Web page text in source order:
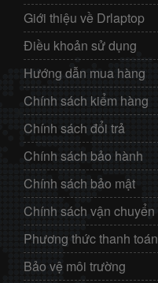
Giới thiệu về Drlaptop
Điều khoản sử dụng
Hướng dẫn mua hàng
Chính sách kiểm hàng
Chính sách đổi trả
Chính sách bảo hành
Chính sách bảo mật
Chính sách vận chuyển
Phương thức thanh toán
Bảo vệ môi trường